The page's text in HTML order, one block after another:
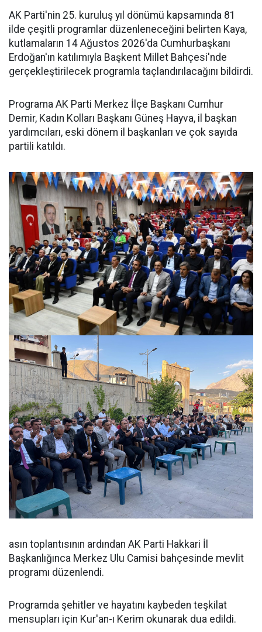
AK Parti'nin 25. kuruluş yıl dönümü kapsamında 81
ilde çeşitli programlar düzenleneceğini belirten Kaya,
kutlamaların 14 Ağustos 2026'da Cumhurbaşkanı
Erdoğan'ın katılımıyla Başkent Millet Bahçesi'nde
gerçekleştirilecek programla taçlandırılacağını bildirdi.
Programa AK Parti Merkez İlçe Başkanı Cumhur
Demir, Kadın Kolları Başkanı Güneş Hayva, il başkan
yardımcıları, eski dönem il başkanları ve çok sayıda
partili katıldı.
asın toplantısının ardından AK Parti Hakkari İl
Başkanlığınca Merkez Ulu Camisi bahçesinde mevlit
programı düzenlendi.
Programda şehitler ve hayatını kaybeden teşkilat
mensupları için Kur'an-ı Kerim okunarak dua edildi.